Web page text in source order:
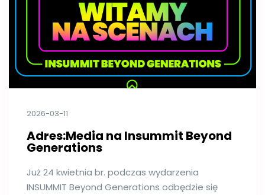
2026-03-11
Adres:Media na Insummit Beyond
Generations
Już 24 kwietnia br. podczas wydarzenia
INSUMMIT Beyond Generations odbędzie się